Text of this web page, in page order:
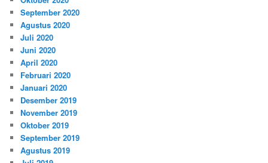
September 2020
Agustus 2020
Juli 2020
Juni 2020
April 2020
Februari 2020
Januari 2020
Desember 2019
November 2019
Oktober 2019
September 2019
Agustus 2019